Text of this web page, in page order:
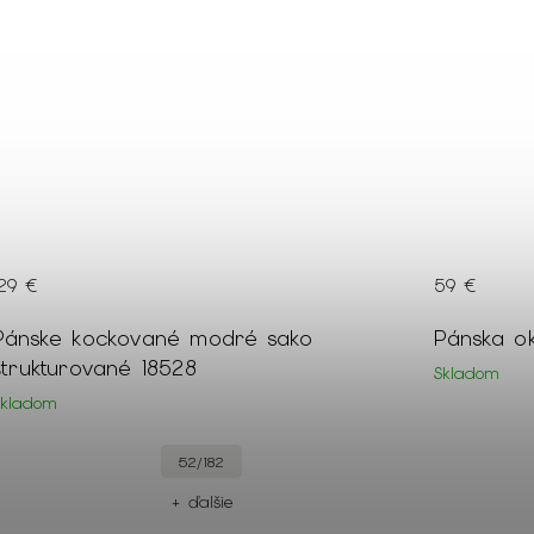
kockované modré sako
18528
€
52/182
+ ďalšie
Pánska
Skladom
59 €